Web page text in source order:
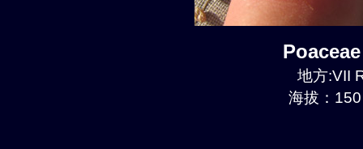
地方:VII
海拔：